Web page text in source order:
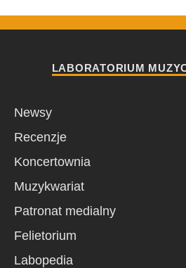
LABORATORIUM
Newsy
Recenzje
Koncertownia
Muzykwariat
Patronat medialny
Felietorium
Labopedia